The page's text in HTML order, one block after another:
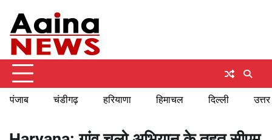
content
पंजाब चंडीगढ़ हरियाणा हिमाचल दिल्ली